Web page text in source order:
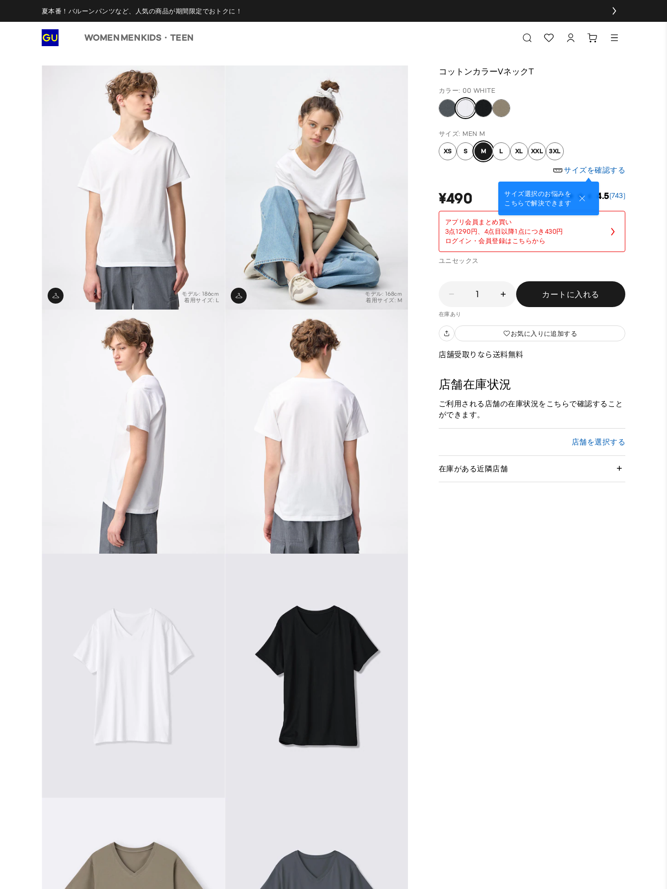
夏本番！バルーンパンツなど、人気の商品が期間限定でおトクに！
WOMEN MENKIDS・TEEN
コットンカラーVネックT
カラー: 00 WHITE
サイズ: MEN M
XS S M L XL XXL 3XL
サイズを確認する
サイズ選択のお悩みを
こちらで解決できます
¥490 4.5(743)
アプリ会員まとめ買い
3点1290円、4点目以降1点につき430円
ログイン・会員登録はこちらから
ユニセックス
1 カートに入れる
在庫あり
お気に入りに追加する
店舗受取りなら送料無料
店舗在庫状況
ご利用される店舗の在庫状況をこちらで確認すること
ができます。
店舗を選択する
在庫がある近隣店舗
モデル: 186cm
着用サイズ: L
モデル: 168cm
着用サイズ: M